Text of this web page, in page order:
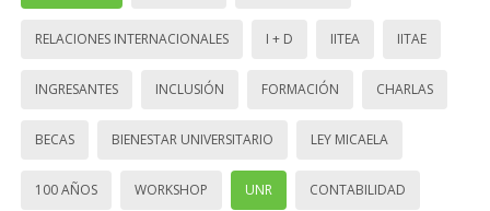
RELACIONES INTERNACIONALES I + D IITEA IITAE
INGRESANTES INCLUSIÓN FORMACIÓN CHARLAS
BECAS BIENESTAR UNIVERSITARIO LEY MICAELA
100 AÑOS WORKSHOP UNR CONTABILIDAD